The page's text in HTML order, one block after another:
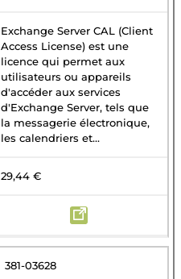
Exchange Server CAL (Client
Access License) est une
licence qui permet aux
utilisateurs ou appareils
d'accéder aux services
d'Exchange Server, tels que
la messagerie électronique,
les calendriers et...
29,44 €
381-03628